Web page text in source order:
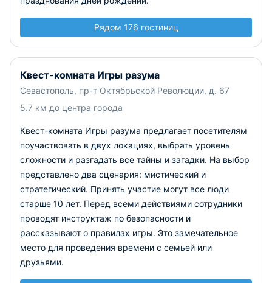
Рядом 176 гостиниц
Квест-комната Игры разума
Севастополь, пр-т Октябрьской Революции, д. 67
5.7 км до центра города
Квест-комната Игры разума предлагает посетителям
поучаствовать в двух локациях, выбрать уровень
сложности и разгадать все тайны и загадки. На выбор
представлено два сценария: мистический и
стратегический. Принять участие могут все люди
старше 10 лет. Перед всеми действиями сотрудники
проводят инструктаж по безопасности и
рассказывают о правилах игры. Это замечательное
место для проведения времени с семьей или
друзьями.